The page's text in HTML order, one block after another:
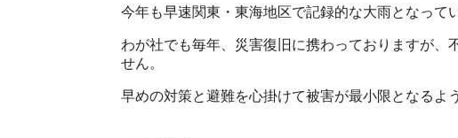
今年も早速関東・東海地区で記録的な大雨となって
わが社でも毎年、災害復旧に携わっておりますが、
せん。
早めの対策と避難を心掛けて被害が最小限となるよ